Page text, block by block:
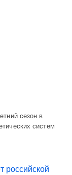
сезон в
систем